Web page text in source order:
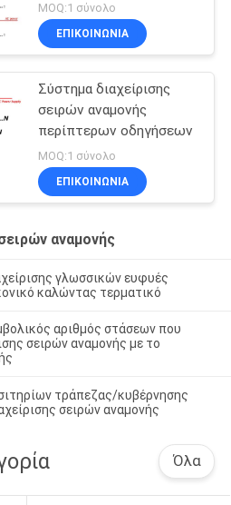
MOQ:1 σύνολο
ΕΠΙΚΟΙΝΩΝΊΑ
Σύστημα διαχείρισης
σειρών αναμονής
περίπτερων οδηγήσεων
MOQ:1 σύνολο
ΕΠΙΚΟΙΝΩΝΊΑ
αναμονής
γλωσσικών ευφυές
καλώντας τερματικό
αριθμός στάσεων που
σειρών αναμονής με το
τράπεζας/κυβέρνησης
σειρών αναμονής
Όλα